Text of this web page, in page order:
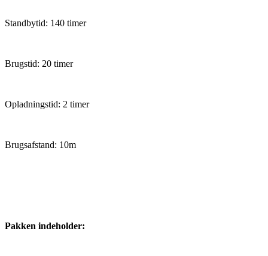
Standbytid: 140 timer
Brugstid: 20 timer
Opladningstid: 2 timer
Brugsafstand: 10m
Pakken indeholder: